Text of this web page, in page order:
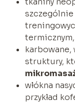
termicznym,
karbowane,
struktury,
włókna
przykład